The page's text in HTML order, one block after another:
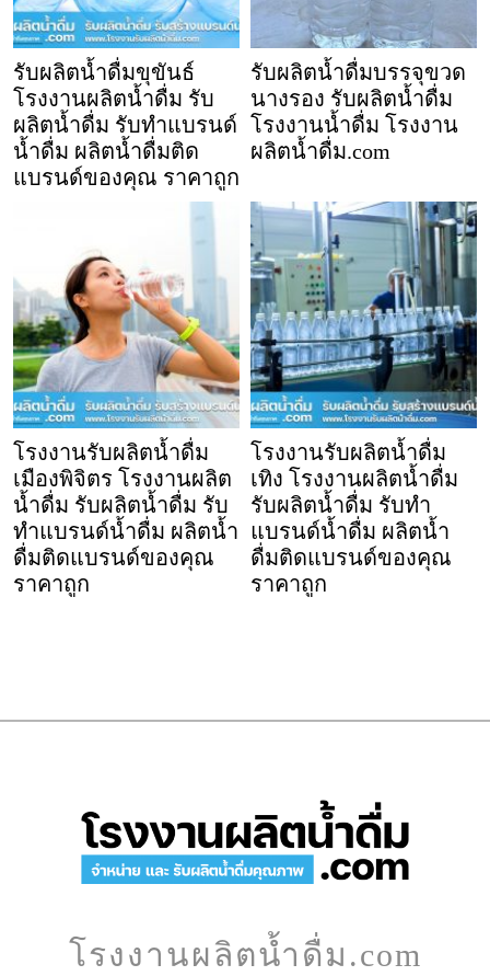
รับผลิตน้ำดื่มขุขันธ์
โรงงานผลิตน้ำดื่ม รับ
ผลิตน้ำดื่ม รับทำแบรนด์
น้ำดื่ม ผลิตน้ำดื่มติด
แบรนด์ของคุณ ราคาถูก
รับผลิตน้ำดื่มบรรจุขวด
นางรอง รับผลิตน้ำดื่ม
โรงงานน้ำดื่ม โรงงาน
ผลิตน้ำดื่ม.com
โรงงานรับผลิตน้ำดื่ม
เมืองพิจิตร โรงงานผลิต
น้ำดื่ม รับผลิตน้ำดื่ม รับ
ทำแบรนด์น้ำดื่ม ผลิตน้ำ
ดื่มติดแบรนด์ของคุณ
ราคาถูก
โรงงานรับผลิตน้ำดื่ม
เทิง โรงงานผลิตน้ำดื่ม
รับผลิตน้ำดื่ม รับทำ
แบรนด์น้ำดื่ม ผลิตน้ำ
ดื่มติดแบรนด์ของคุณ
ราคาถูก
โรงงานผลิตน้ำดื่ม.com